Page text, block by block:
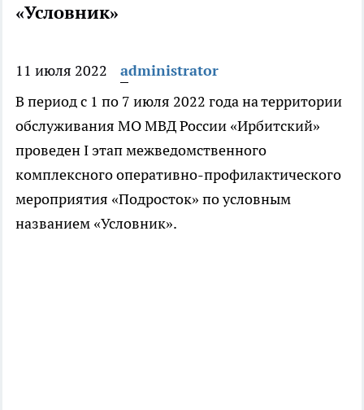
«Условник»
11 июля 2022
administrator
В период с 1 по 7 июля 2022 года на территории
обслуживания МО МВД России «Ирбитский»
проведен I этап межведомственного
комплексного оперативно-профилактического
мероприятия «Подросток» по условным
названием «Условник».